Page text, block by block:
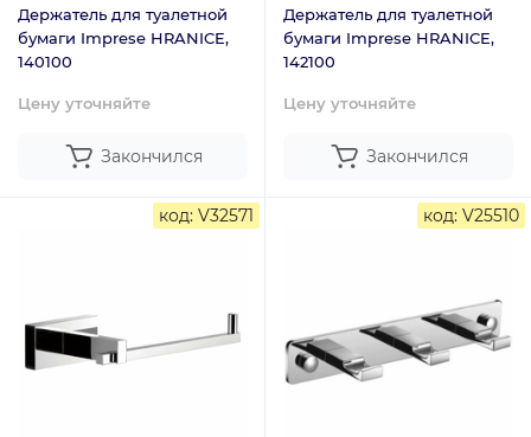
Держатель для туалетной
бумаги Imprese HRANICE,
140100
Цену уточняйте
Закончился
Держатель для туалетной
бумаги Imprese HRANICE,
142100
Цену уточняйте
Закончился
код: V32571 код: V25510